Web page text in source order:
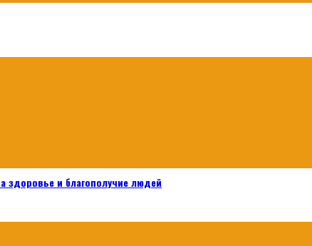
здоровье и благополучие людей